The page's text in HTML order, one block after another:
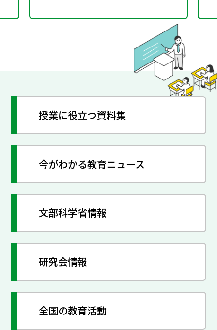
授業に役立つ資料集
今がわかる教育ニュース
文部科学省情報
研究会情報
全国の教育活動